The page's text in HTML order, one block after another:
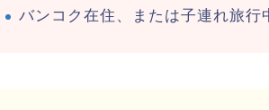
バンコク在住、または子連れ旅行